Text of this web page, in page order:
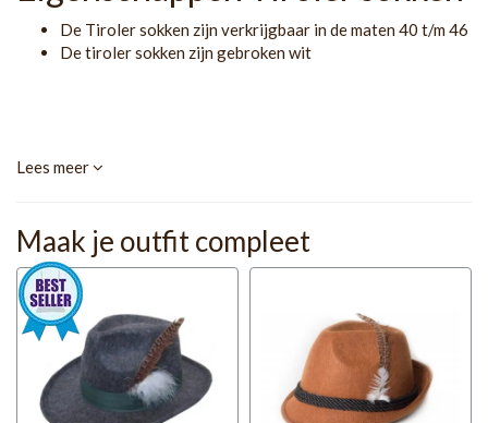
De Tiroler sokken zijn verkrijgbaar in de maten 40 t/m 46
De tiroler sokken zijn gebroken wit
Lees meer
Maak je outfit compleet